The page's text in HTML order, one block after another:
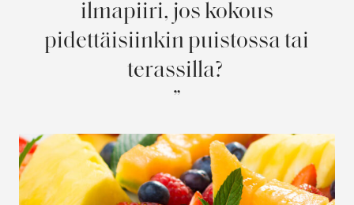
ilmapiiri, jos kokous
pidettäisiinkin puistossa tai
terassilla?